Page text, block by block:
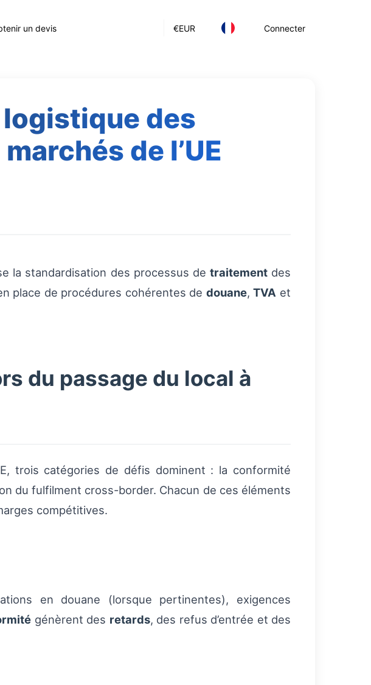
€EUR Connecter
un devis
logistique des
de l’UE
la standardisation des processus de traitementdes
place de procédures cohérentes de douane,TVA et
du passage du local à
trois catégories de défis dominent : la conformité
du fulfilment cross-border. Chacun de ces éléments
compétitives.
en douane (lorsque pertinentes), exigences
génèrent des retards, des refus d’entrée et des